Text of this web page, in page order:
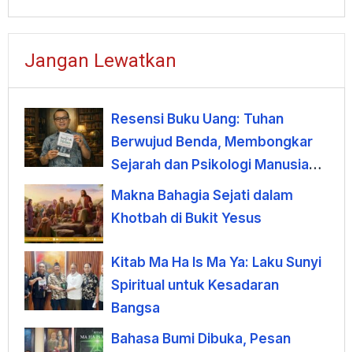
Jangan Lewatkan
Resensi Buku Uang: Tuhan
Berwujud Benda, Membongkar
Sejarah dan Psikologi Manusia
terhadap Uang
Makna Bahagia Sejati dalam
Khotbah di Bukit Yesus
Kitab Ma Ha Is Ma Ya: Laku Sunyi
Spiritual untuk Kesadaran
Bangsa
Bahasa Bumi Dibuka, Pesan